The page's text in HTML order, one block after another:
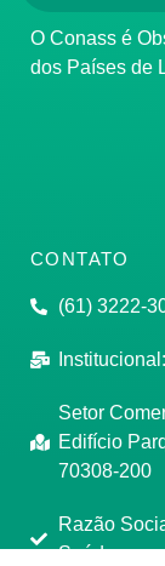
O Conass é Observador Consultivo da Comunidade
dos Países de
CONTATO
(61) 3222-
Institucional:
Setor
Edifício
70308-200
Razão
Saúde